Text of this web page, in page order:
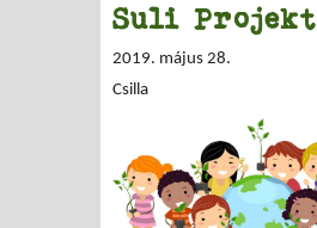
Suli Projekt
2019. május 28.
Csilla